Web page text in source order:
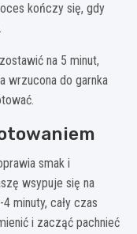
kończy się, gdy
na 5 minut,
wrzucona do garnka
smak i
wsypuje się na
minuty, cały czas
i zacząć pachnieć